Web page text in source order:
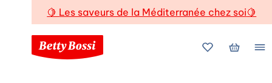
🍋 Les saveurs de la Méditerranée chez soi🍋
Mes favoris
Mon